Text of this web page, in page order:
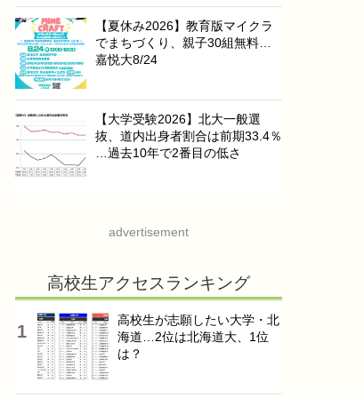
【夏休み2026】教育版マイクラ
でまちづくり、親子30組無料…
嘉悦大8/24
【大学受験2026】北大一般選
抜、道内出身者割合は前期33.4％
…過去10年で2番目の低さ
advertisement
高校生アクセスランキング
高校生が志願したい大学・北
海道…2位は北海道大、1位
は？